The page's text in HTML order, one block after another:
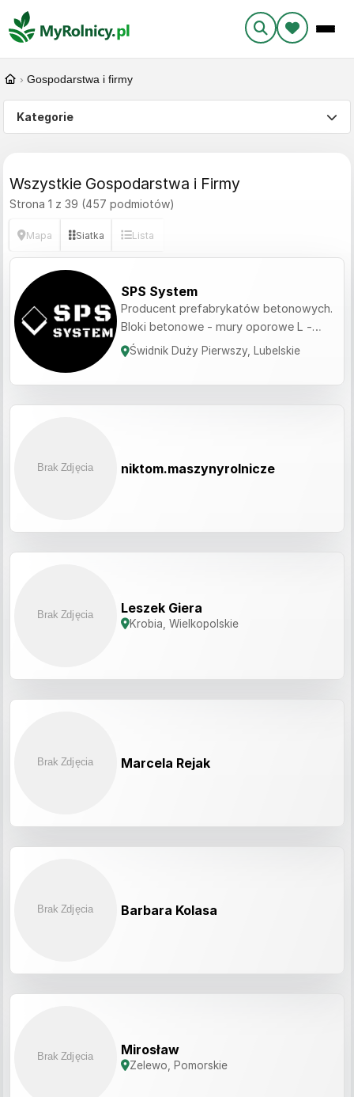
› Gospodarstwa i firmy
Kategorie
Wszystkie Gospodarstwa i Firmy
Strona 1 z 39 (457 podmiotów)
Mapa Siatka Lista
SPS System
Producent prefabrykatów betonowych.
Bloki betonowe - mury oporowe L -
płyty betonowe Od produkcji po
Świdnik Duży Pierwszy, Lubelskie
niktom.maszynyrolnicze
Leszek Giera
Krobia, Wielkopolskie
Marcela Rejak
Barbara Kolasa
Mirosław
Zelewo, Pomorskie